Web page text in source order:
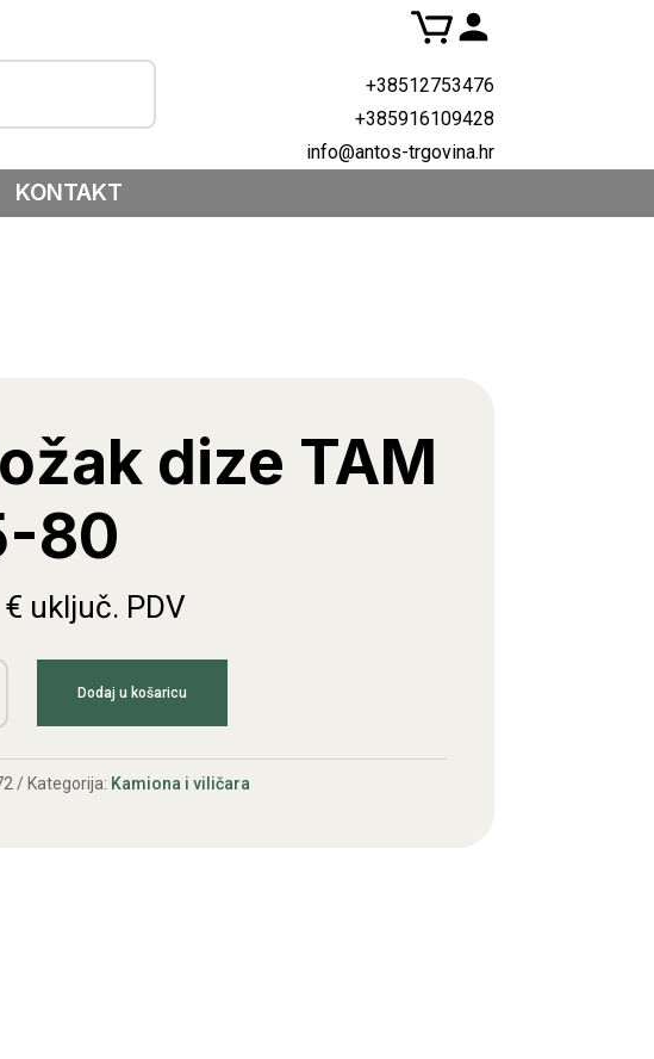
+38512753476
+385916109428
info@antos-trgovina.hr
KONTAKT
dize TAM
80
€ uključ. PDV
Dodaj u košaricu
Kategorija: Kamiona i viličara